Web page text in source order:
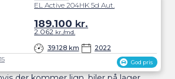
God pris
EL Active 204HK 5d Aut.
39.128 km 2022
189.100 kr.
2.062 kr./md.